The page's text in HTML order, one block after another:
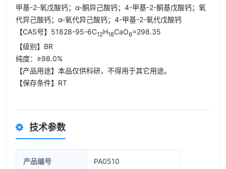
甲基-2-氧戊酸钙；α-酮异己酸钙；4-甲基-2-酮基戊酸钙；氧
代异己酸钙；α-氧代异己酸钙；4-甲基-2-氧代戊酸钙
【CAS号】51828-95-6C12H18CaO6=298.35
【级别】BR
纯度：≥98.0%
【产品用途】本品仅供科研，不得用于其它用途。
【保存条件】RT
技术参数
产品编号 PA0510